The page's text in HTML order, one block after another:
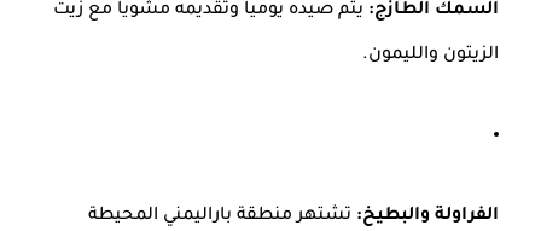
السمك الطازج: يتم صيده يومياً وتقديمه مشوياً مع زيت
الزيتون والليمون.
الفراولة والبطيخ: تشتهر منطقة باراليمني المحيطة